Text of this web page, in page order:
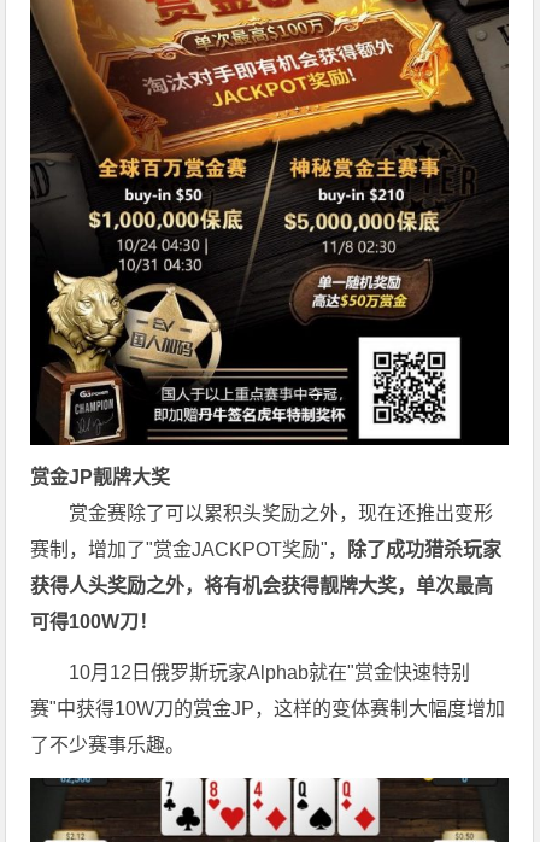
赏金JP靓牌大奖
赏金赛除了可以累积头奖励之外，现在还推出变形
赛制，增加了"赏金JACKPOT奖励"，
除了成功猎杀玩家
获得人头奖励之外，将有机会获得靓牌大奖，单次最高
可得100W刀！
10月12日俄罗斯玩家Alphab就在"赏金快速特别
赛"中获得10W刀的赏金JP，这样的变体赛制大幅度增加
了不少赛事乐趣。